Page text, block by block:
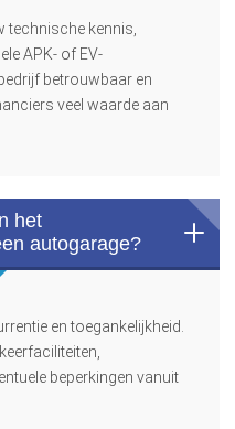
technische kennis,
APK- of EV-
betrouwbaar en
veel waarde aan
het
autogarage?
en toegankelijkheid.
beperkingen vanuit